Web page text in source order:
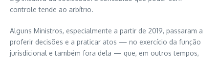
controle tende ao arbítrio.
Alguns Ministros, especialmente a partir de 2019, passaram a
proferir decisões e a praticar atos — no exercício da função
jurisdicional e também fora dela — que, em outros tempos,